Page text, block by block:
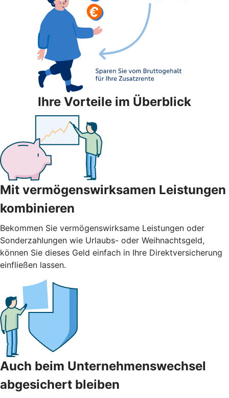
Ihre Vorteile im Überblick
Mit vermögenswirksamen Leistungen
kombinieren
Bekommen Sie vermögenswirksame Leistungen oder
Sonderzahlungen wie Urlaubs- oder Weihnachtsgeld,
können Sie dieses Geld einfach in Ihre Direktversicherung
einfließen lassen.
Auch beim Unternehmenswechsel
abgesichert bleiben